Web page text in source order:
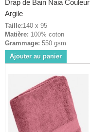
Drap de Bain Naia Couleur
Argile
Taille:140 x 95
Matière: 100% coton
Grammage: 550 gsm
Ajouter au panier